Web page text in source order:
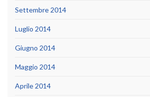
Settembre 2014
Luglio 2014
Giugno 2014
Maggio 2014
Aprile 2014